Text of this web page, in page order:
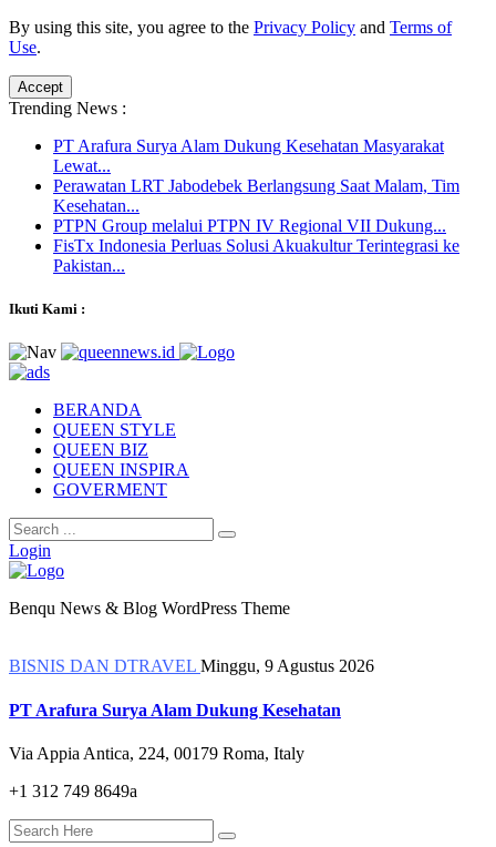
By using this site, you agree to the Privacy Policy and Terms of
Use.
Accept
Trending News :
PT Arafura Surya Alam Dukung Kesehatan Masyarakat
Lewat...
Perawatan LRT Jabodebek Berlangsung Saat Malam, Tim
Kesehatan...
PTPN Group melalui PTPN IV Regional VII Dukung...
FisTx Indonesia Perluas Solusi Akuakultur Terintegrasi ke
Pakistan...
Ikuti Kami :
BERANDA
QUEEN STYLE
QUEEN BIZ
QUEEN INSPIRA
GOVERMENT
Login
Benqu News & Blog WordPress Theme
BISNIS DAN DTRAVEL Minggu, 9 Agustus 2026
PT Arafura Surya Alam Dukung Kesehatan
Via Appia Antica, 224, 00179 Roma, Italy
+1 312 749 8649a